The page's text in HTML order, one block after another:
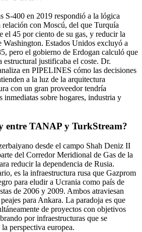
S-400 en 2019 respondió a la lógica
con Moscú, del que Turquía
el 45 por ciento de su gas, y reducir la
Washington. Estados Unidos excluyó a
pero el gobierno de Erdogan calculó que
estructural justificaba el coste. Dr.
en PIPELINES cómo las decisiones
a la luz de la arquitectura
con un gran proveedor tendría
inmediatas sobre hogares, industria y
entre TANAP y TurkStream?
desde el campo Shah Deniz II
del Corredor Meridional de Gas de la
reducir la dependencia de Rusia.
es la infraestructura rusa que Gazprom
para eludir a Ucrania como país de
de 2006 y 2009. Ambos atraviesan
para Ankara. La paradoja es que
de proyectos con objetivos
por infraestructuras que se
perspectiva europea.